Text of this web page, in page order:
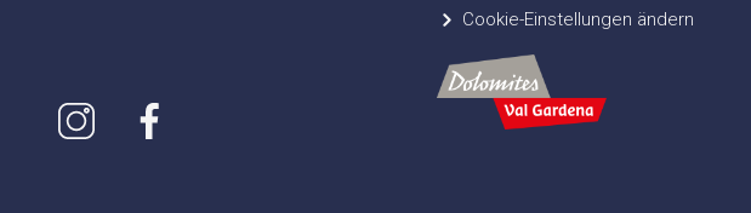
Cookie-Einstellungen ändern